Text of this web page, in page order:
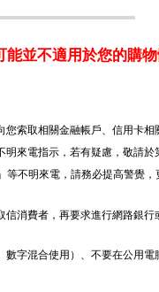
並不適用於您的購
索取相關金融帳戶、信用卡
來電指示，若有疑慮，敬請於
不明來電，請務必提高警覺
消費者，再要求進行網路銀
字混合使用）、不要在公用電